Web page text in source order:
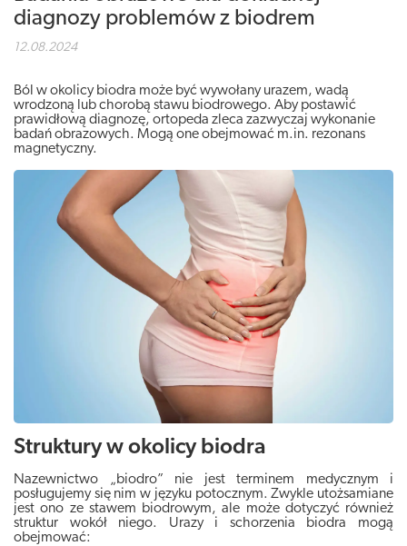
diagnozy problemów z biodrem
12.08.2024
Ból w okolicy biodra może być wywołany urazem, wadą
wrodzoną lub chorobą stawu biodrowego. Aby postawić
prawidłową diagnozę, ortopeda zleca zazwyczaj wykonanie
badań obrazowych. Mogą one obejmować m.in. rezonans
magnetyczny.
Struktury w okolicy biodra
Nazewnictwo „biodro” nie jest terminem medycznym i
posługujemy się nim w języku potocznym. Zwykle utożsamiane
jest ono ze stawem biodrowym, ale może dotyczyć również
struktur wokół niego. Urazy i schorzenia biodra mogą
obejmować: